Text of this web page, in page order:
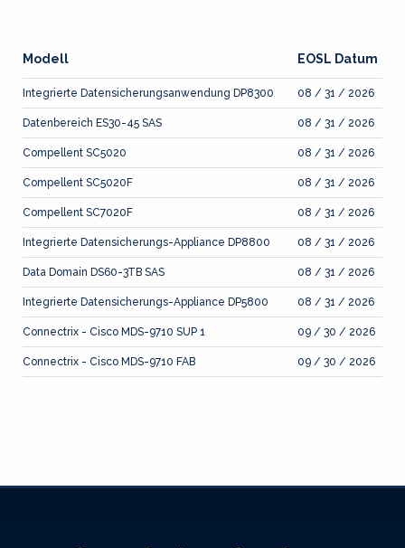
Modell EOSL Datum
Integrierte Datensicherungsanwendung DP8300 08 / 31 / 2026
Datenbereich ES30-45 SAS 08 / 31 / 2026
Compellent SC5020 08 / 31 / 2026
Compellent SC5020F 08 / 31 / 2026
Compellent SC7020F 08 / 31 / 2026
Integrierte Datensicherungs-Appliance DP8800 08 / 31 / 2026
Data Domain DS60-3TB SAS 08 / 31 / 2026
Integrierte Datensicherungs-Appliance DP5800 08 / 31 / 2026
Connectrix - Cisco MDS-9710 SUP 1 09 / 30 / 2026
Connectrix - Cisco MDS-9710 FAB 09 / 30 / 2026